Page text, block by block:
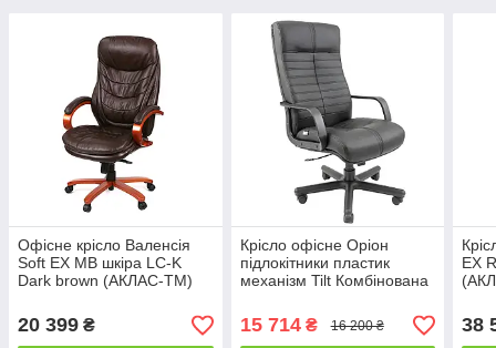
Офісне крісло Валенсія
Soft EX MB шкіра LC-K
Dark brown (АКЛАС-ТМ)
20 399 ₴
Крісло офісне Оріон
підлокітники пластик
механізм Tilt Комбінована
(Richman ТМ)
15 714₴ 16 200 ₴
EX
38